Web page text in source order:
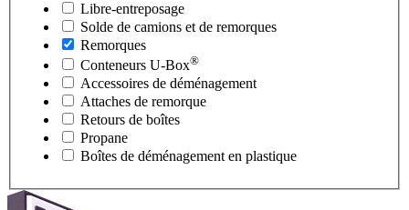
Libre-entreposage
Solde de camions et de remorques
Remorques
Conteneurs U-Box®
Accessoires de déménagement
Attaches de remorque
Retours de boîtes
Propane
Boîtes de déménagement en plastique